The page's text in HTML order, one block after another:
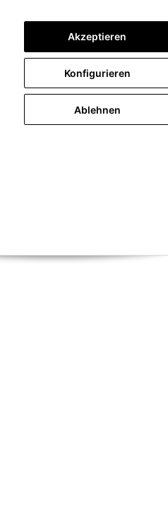
erforderlich.)
Akzeptieren
Konfigurieren
Ablehnen